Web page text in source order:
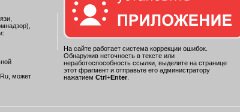
может
На сайте работает система коррекции ошибок.
Обнаружив неточность в тексте или
неработоспособность ссылки, выделите на странице
этот фрагмент и отправьте его администратору
нажатием Ctrl +Enter.